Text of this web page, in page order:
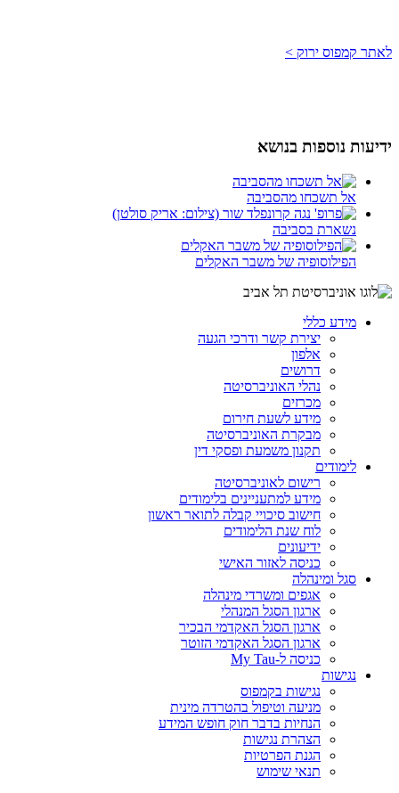
לאתר קמפוס ירוק >
ידיעות נוספות בנושא
אל תשכחו מהסביבה
נשארת בסביבה
הפילוסופיה של משבר האקלים
מידע כללי
יצירת קשר ודרכי הגעה
אלפון
דרושים
נהלי האוניברסיטה
מכרזים
מידע לשעת חירום
מבקרת האוניברסיטה
תקנון משמעת ופסקי דין
לימודים
רישום לאוניברסיטה
מידע למתעניינים בלימודים
חישוב סיכויי קבלה לתואר ראשון
לוח שנת הלימודים
ידיעונים
כניסה לאזור האישי
סגל ומינהלה
אגפים ומשרדי מינהלה
ארגון הסגל המנהלי
ארגון הסגל האקדמי הבכיר
ארגון הסגל האקדמי הזוטר
כניסה ל-My Tau
נגישות
נגישות בקמפוס
מניעה וטיפול בהטרדה מינית
הנחיות בדבר חוק חופש המידע
הצהרת נגישות
הגנת הפרטיות
תנאי שימוש